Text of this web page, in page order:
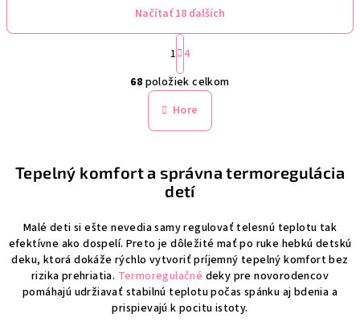
O
v
l
á
c
i
p
r
v
k
y
Načítať 18 ďalších
S
t
r
á
n
k
o
n
i
1 4
68 položiek celkom
Hore
Tepelný komfort a správna termoregulácia
detí
Malé deti si ešte nevedia samy regulovať telesnú teplotu tak
efektívne ako dospelí. Preto je dôležité mať po ruke hebkú detskú
deku, ktorá dokáže rýchlo vytvoriť príjemný tepelný komfort bez
rizika prehriatia. Termoregulačné deky pre novorodencov
pomáhajú udržiavať stabilnú teplotu počas spánku aj bdenia a
prispievajú k pocitu istoty.